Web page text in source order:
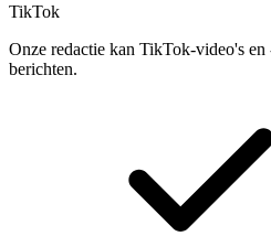
TikTok
Onze redactie kan TikTok-video's en
berichten.